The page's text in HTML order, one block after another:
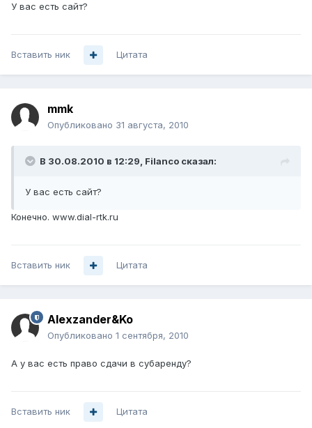
У вас есть сайт?
Вставить ник Цитата
mmk
Опубликовано 31 августа, 2010
В 30.08.2010 в 12:29, Filanco сказал:
У вас есть сайт?
Конечно. www.dial-rtk.ru
Вставить ник Цитата
Alexzander&Ko
Опубликовано 1 сентября, 2010
А у вас есть право сдачи в субаренду?
Вставить ник Цитата